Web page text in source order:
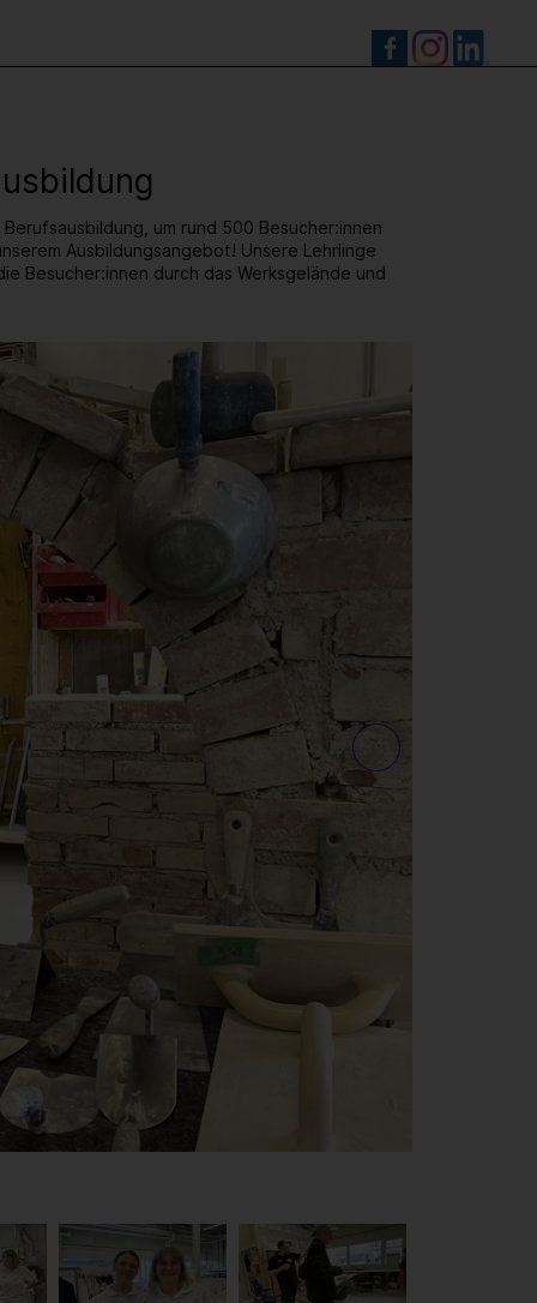
um rund 500 Besucher:innen
Ausbildungsangebot! Unsere Lehrlinge
Besucher:innen durch das Werksgelände und